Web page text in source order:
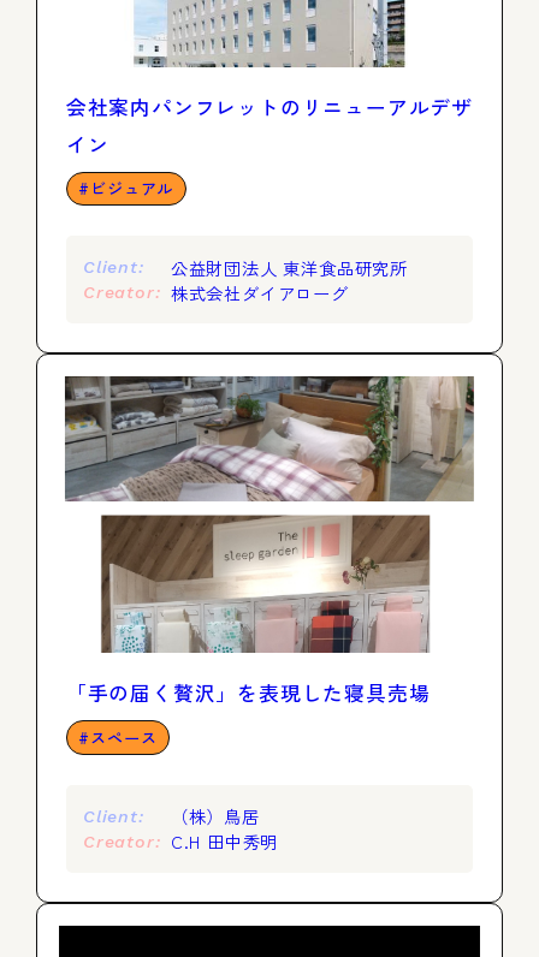
会社案内パンフレットのリニューアルデザ
イン
ビジュアル
Client: 公益財団法人 東洋食品研究所
Creator: 株式会社ダイアローグ
「手の届く贅沢」を表現した寝具売場
スペース
Client: （株）鳥居
Creator: C.H 田中秀明